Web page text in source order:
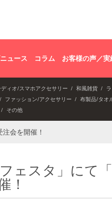
ュース コラム お客様の声／実
ディオ/スマホアクセサリー 和風雑貨
ファッション/アクセサリー 布製品/タオ
その他
会を開催！
ェスタ」にて
！